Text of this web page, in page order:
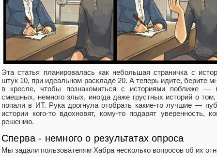
Эта статья планировалась как небольшая страничка с
штук 10, при идеальном раскладе 20. А теперь идите, берите
в кресле, чтобы познакомиться с историями поближе
смешных, немного злых, иногда даже грустных историй о
попали в ИТ. Рука дрогнула отобрать какие-то лучшие —
истории кого-то вдохновят, кому-то подарят уверенность,
решению.
Сперва - немного о результатах опроса
Мы задали пользователям Хабра несколько вопросов об их